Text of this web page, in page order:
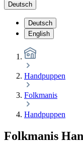
Deutsch
Deutsch
English
Handpuppen
Folkmanis
Handpuppen
Folkmanis